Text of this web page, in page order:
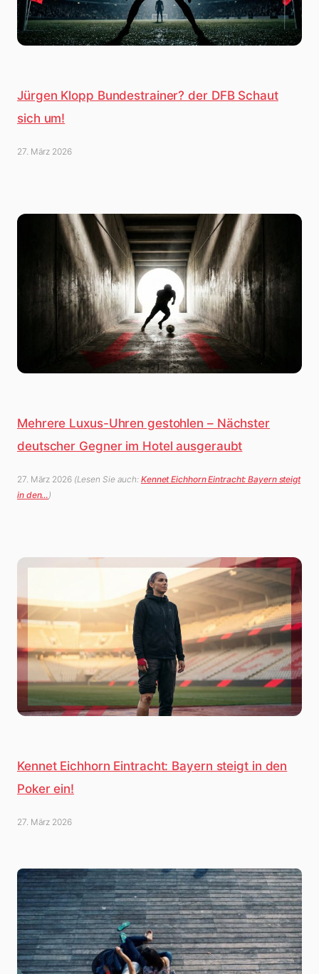
Jürgen Klopp Bundestrainer? der DFB Schaut
sich um!
27. März 2026
Mehrere Luxus-Uhren gestohlen – Nächster
deutscher Gegner im Hotel ausgeraubt
27. März 2026 (Lesen Sie auch: Kennet Eichhorn Eintracht: Bayern steigt
in den…)
Kennet Eichhorn Eintracht: Bayern steigt in den
Poker ein!
27. März 2026